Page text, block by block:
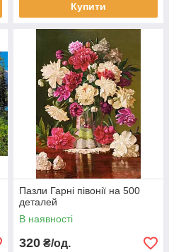
Купити
Пазли Гарні півонії на 500
деталей
В наявності
320 ₴/од.